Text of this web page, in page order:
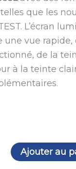
que les
L’écran
une vue
de la
à la teinte
Ajouter au